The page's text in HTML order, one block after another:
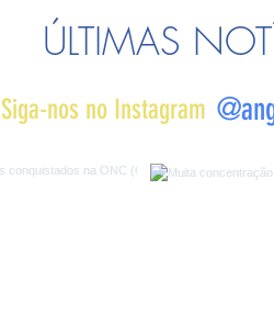
​ÚLTIMAS
Siga-nos no Instagram